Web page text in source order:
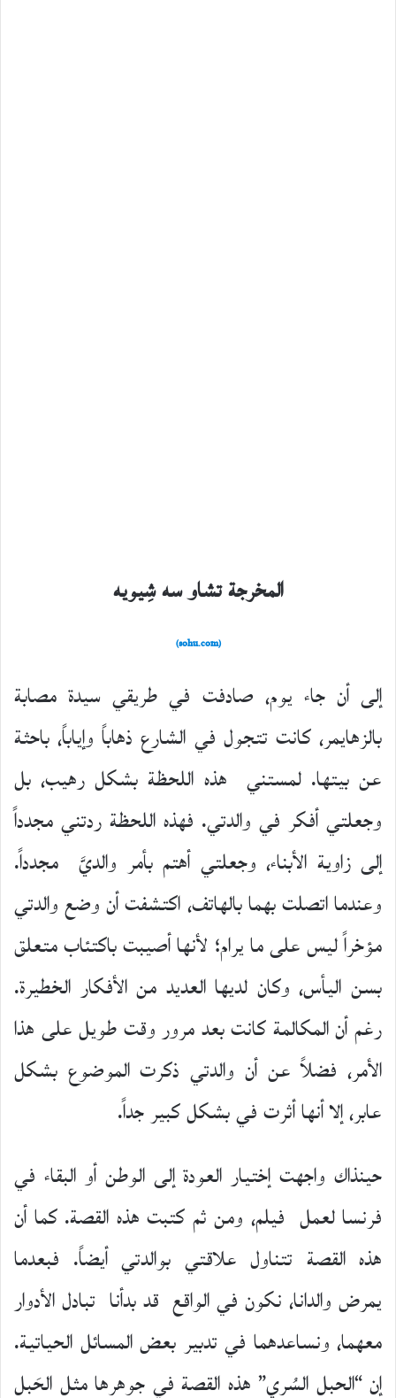
المخرجة تشاو سه شِيويه
(sohu.com)
إلى أن جاء يوم، صادفت في طريقي سيدة مصابة
بالزهايمر، كانت تتجول في الشارع ذهاباً وإياباً، باحثة
عن بيتها. لمستني هذه اللحظة بشكل رهيب، بل
وجعلتي أفكر في والدتي. فهذه اللحظة ردتني مجدداً
إلى زاوية الأبناء، وجعلتي أهتم بأمر والديَّ مجدداً.
وعندما اتصلت بهما بالهاتف، اكتشفت أن وضع والدتي
مؤخراً ليس على ما يرام؛ لأنها أصيبت باكتئاب متعلق
بسن اليأس، وكان لديها العديد من الأفكار الخطيرة.
رغم أن المكالمة كانت بعد مرور وقت طويل على هذا
الأمر، فضلاً عن أن والدتي ذكرت الموضوع بشكل
عابر، إلا أنها أثرت في بشكل كبير جداً.
حينذاك واجهت إختيار العودة إلى الوطن أو البقاء في
فرنسا لعمل فيلم، ومن ثم كتبت هذه القصة. كما أن
هذه القصة تتناول علاقتي بوالدتي أيضاً. فبعدما
يمرض والدانا، نكون في الواقع قد بدأنا تبادل الأدوار
معهما، ونساعدهما في تدبير بعض المسائل الحياتية.
إن “الحبل السُري” هذه القصة في جوهرها مثل الحَبل